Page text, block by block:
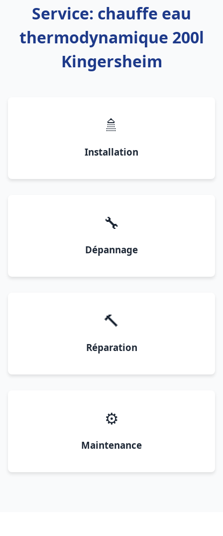
Service: chauffe eau
thermodynamique 200l
Kingersheim
🚿
Installation
🔧
Dépannage
🔨
Réparation
⚙️
Maintenance